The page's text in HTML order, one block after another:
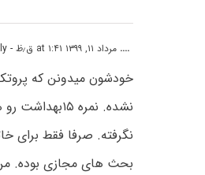
.... مرداد ۱۱, ۱۳۹۹ at ۱:۴۱ ق٫ظ - Reply
خودشون میدونن که
نشده. نمره
نگرفته. صرفا فقط برای
بحث های مجازی بوده.